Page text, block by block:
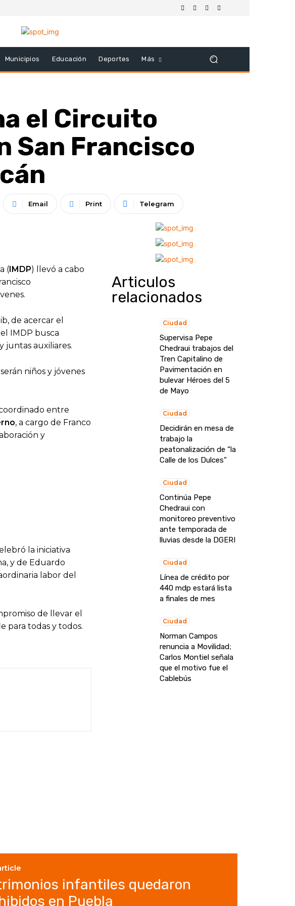
Municipios Educación Deportes Más
el Circuito
San Francisco
Email Print Telegram
( IMDP) llevó a cabo
de acercar el
el IMDP busca
juntas auxiliares.
niños y jóvenes
entre
, a cargo de Franco
y
la iniciativa
y de Eduardo
labor del
de llevar el
para todas y todos.
Articulos
relacionados
Ciudad
Supervisa Pepe
Chedraui trabajos del
Tren Capitalino de
Pavimentación en
bulevar Héroes del 5
de Mayo
Ciudad
Decidirán en mesa de
trabajo la
peatonalización de “la
Calle de los Dulces”
Ciudad
Continúa Pepe
Chedraui con
monitoreo preventivo
ante temporada de
lluvias desde la DGERI
Ciudad
Línea de crédito por
440 mdp estará lista
a finales de mes
Ciudad
Norman Campos
renuncia a Movilidad;
Carlos Montiel señala
que el motivo fue el
Cablebús
infantiles quedaron
en Puebla